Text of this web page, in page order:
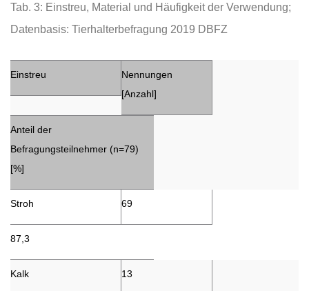
Tab. 3: Einstreu, Material und Häufigkeit der Verwendung;
Datenbasis: Tierhalterbefragung 2019 DBFZ
Einstreu
Nennungen
[Anzahl]
Anteil der
Befragungsteilnehmer (n=79)
[%]
Stroh 69
87,3
Kalk 13